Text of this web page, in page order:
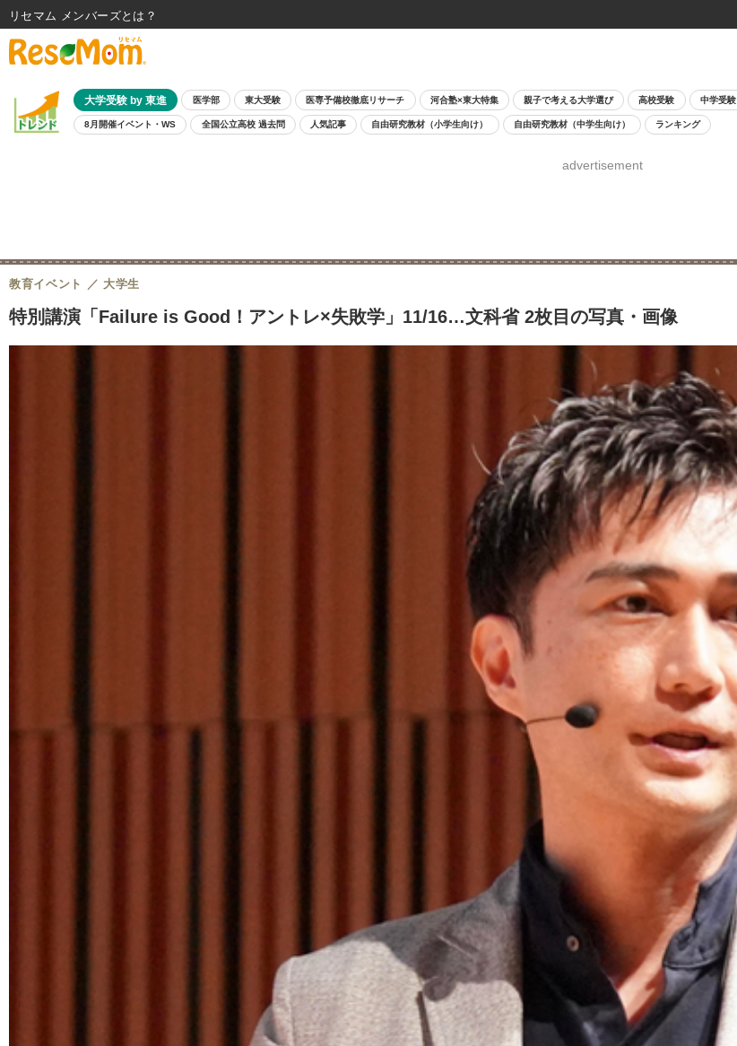
大学受験 by 東進 医学部 東大受験 医専予備校徹底リサーチ 河合塾×東大特集 親子で考える大学選び 高校受験 中学受験
8月開催イベント・WS 全国公立高校 過去問 人気記事 自由研究教材（小学生向け） 自由研究教材（中学生向け） ランキング
advertisement
特別講演「Failure is Good！アントレ×失敗学」11/16…文科省 2枚目の写真・画像
教育イベント 大学生
リセマム メンバーズ